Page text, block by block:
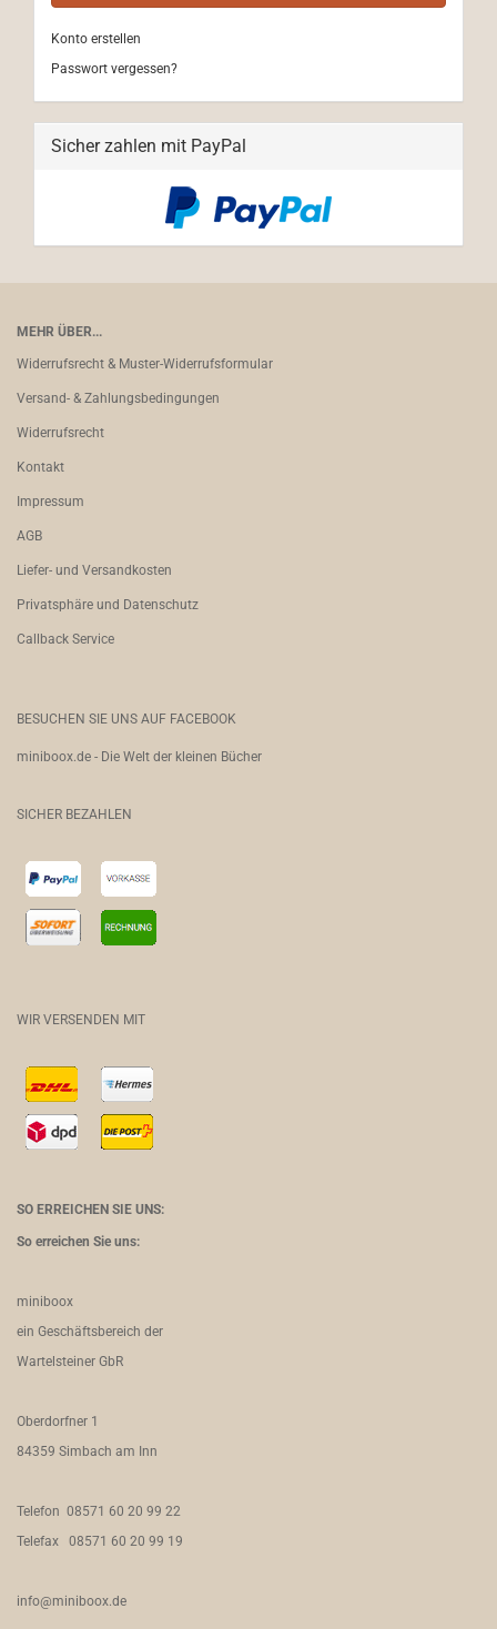
Konto erstellen
Passwort vergessen?
Sicher zahlen mit PayPal
MEHR ÜBER...
Widerrufsrecht & Muster-Widerrufsformular
Versand- & Zahlungsbedingungen
Widerrufsrecht
Kontakt
Impressum
AGB
Liefer- und Versandkosten
Privatsphäre und Datenschutz
Callback Service
BESUCHEN SIE UNS AUF FACEBOOK
miniboox.de - Die Welt der kleinen Bücher
SICHER BEZAHLEN
WIR VERSENDEN MIT
SO ERREICHEN SIE UNS:
So erreichen Sie uns:
miniboox
ein Geschäftsbereich der
Wartelsteiner GbR
Oberdorfner 1
84359 Simbach am Inn
Telefon 08571 60 20 99 22
Telefax 08571 60 20 99 19
info@miniboox.de